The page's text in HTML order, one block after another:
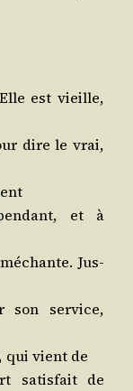
est vieille,
dire le vrai,
et à
Jus­
son ser­vice,
qui vient de
satis­fait de